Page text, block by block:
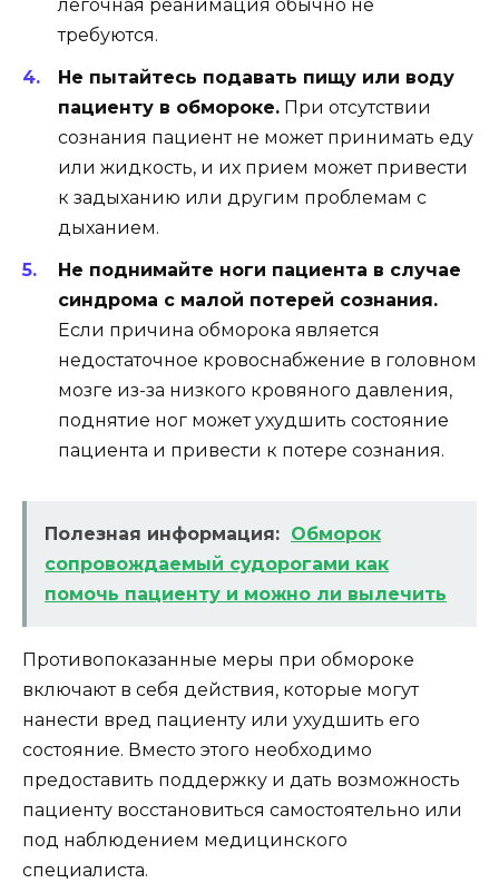
легочная реанимация обычно не
требуются.
Не пытайтесь подавать пищу или воду
пациенту в обмороке. При отсутствии
сознания пациент не может принимать еду
или жидкость, и их прием может привести
к задыханию или другим проблемам с
дыханием.
Не поднимайте ноги пациента в случае
синдрома с малой потерей сознания.
Если причина обморока является
недостаточное кровоснабжение в головном
мозге из-за низкого кровяного давления,
поднятие ног может ухудшить состояние
пациента и привести к потере сознания.
Полезная информация: Обморок
сопровождаемый судорогами как
помочь пациенту и можно ли вылечить
Противопоказанные меры при обмороке
включают в себя действия, которые могут
нанести вред пациенту или ухудшить его
состояние. Вместо этого необходимо
предоставить поддержку и дать возможность
пациенту восстановиться самостоятельно или
под наблюдением медицинского
специалиста.